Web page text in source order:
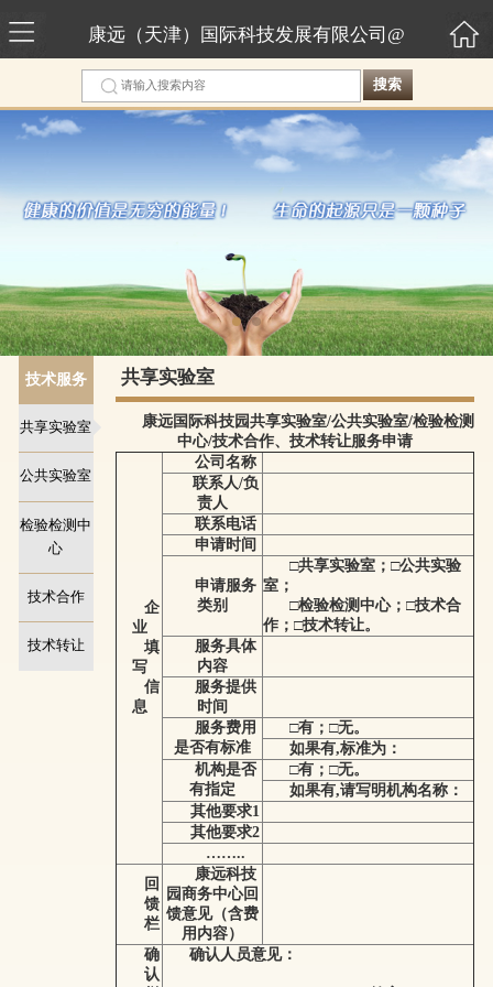
康远（天津）国际科技发展有限公司@
搜索
技术服务
平台
共享实验室
公共实验室
检验检测中
心
技术合作
技术转让
共享实验室
康远国际科技园共享实验室/公共实验室/检验检测
中心/技术合作、技术转让服务申请
企
业
填
写
信
息
公司名称
联系人/负
责人
联系电话
申请时间
申请服务
类别
□共享实验室；□公共实验
室；
□检验检测中心；□技术合
作；□技术转让。
服务具体
内容
服务提供
时间
服务费用
是否有标准
□有；□无。
如果有,标准为：
机构是否
有指定
□有；□无。
如果有,请写明机构名称：
其他要求1
其他要求2
……..
回
馈
栏
康远科技
园商务中心回
馈意见（含费
用内容）
确
认
确认人员意见：